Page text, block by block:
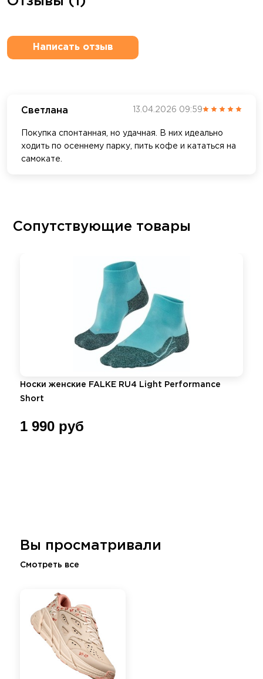
Написать отзыв
Светлана 13.04.2026 09:59
Покупка спонтанная, но удачная. В них идеально
ходить по осеннему парку, пить кофе и кататься на
самокате.
Сопутствующие товары
Носки женские FALKE RU4 Light Performance
Short
1 990 руб
Вы просматривали
Смотреть все